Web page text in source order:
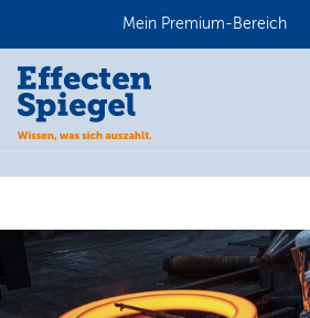
Mein Premium-Bereich